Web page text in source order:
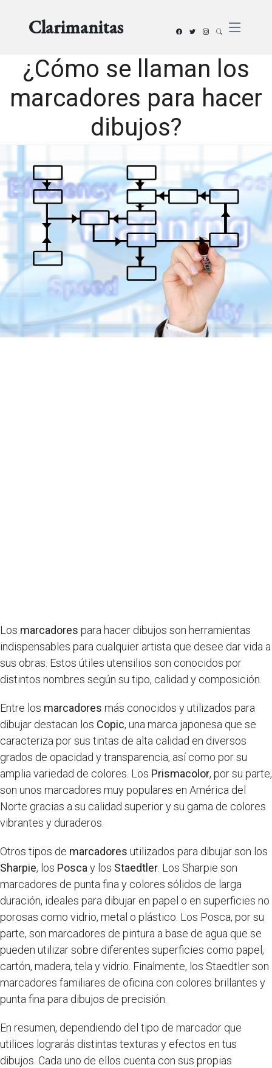
Clarimanitas
¿Cómo se llaman los
marcadores para hacer
dibujos?
Los marcadores para hacer dibujos son herramientas
indispensables para cualquier artista que desee dar vida a
sus obras. Estos útiles utensilios son conocidos por
distintos nombres según su tipo, calidad y composición.
Entre los marcadores más conocidos y utilizados para
dibujar destacan los Copic, una marca japonesa que se
caracteriza por sus tintas de alta calidad en diversos
grados de opacidad y transparencia, así como por su
amplia variedad de colores. Los Prismacolor, por su parte,
son unos marcadores muy populares en América del
Norte gracias a su calidad superior y su gama de colores
vibrantes y duraderos.
Otros tipos de marcadores utilizados para dibujar son los
Sharpie, los Posca y los Staedtler . Los Sharpie son
marcadores de punta fina y colores sólidos de larga
duración, ideales para dibujar en papel o en superficies no
porosas como vidrio, metal o plástico. Los Posca, por su
parte, son marcadores de pintura a base de agua que se
pueden utilizar sobre diferentes superficies como papel,
cartón, madera, tela y vidrio. Finalmente, los Staedtler son
marcadores familiares de oficina con colores brillantes y
punta fina para dibujos de precisión.
En resumen, dependiendo del tipo de marcador que
utilices lograrás distintas texturas y efectos en tus
dibujos. Cada uno de ellos cuenta con sus propias